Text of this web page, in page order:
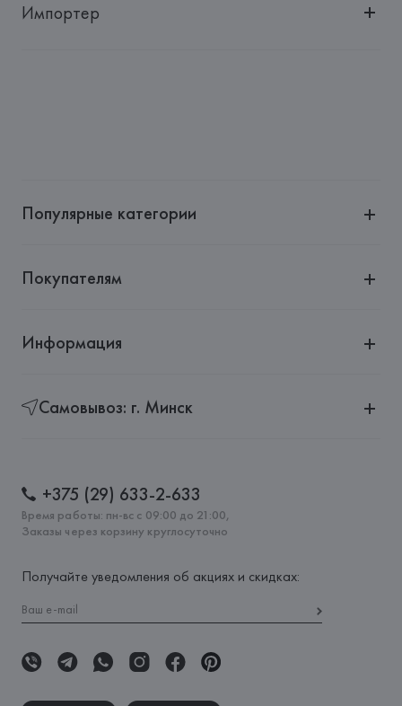
Импортер
Страна происхождения товара:
Популярные категории
Покупателям
Информация
Самовывоз: г. Минск
+375 (29) 633-2-633
Время работы: пн-вс с 09:00 до 21:00,
Заказы через корзину круглосуточно
Получайте уведомления об акциях и скидках: